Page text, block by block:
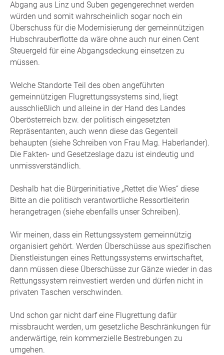
Abgang aus Linz und Suben gegengerechnet werden
würden und somit wahrscheinlich sogar noch ein
Überschuss für die Modernisierung der gemeinnützigen
Hubschrauberflotte da wäre ohne auch nur einen Cent
Steuergeld für eine Abgangsdeckung einsetzen zu
müssen.
Welche Standorte Teil des oben angeführten
gemeinnützigen Flugrettungssystems sind, liegt
ausschließlich und alleine in der Hand des Landes
Oberösterreich bzw. der politisch eingesetzten
Repräsentanten, auch wenn diese das Gegenteil
behaupten (siehe Schreiben von Frau Mag. Haberlander).
Die Fakten- und Gesetzeslage dazu ist eindeutig und
unmissverständlich.
Deshalb hat die Bürgerinitiative „Rettet die Wies“ diese
Bitte an die politisch verantwortliche Ressortleiterin
herangetragen (siehe ebenfalls unser Schreiben).
Wir meinen, dass ein Rettungssystem gemeinnützig
organisiert gehört. Werden Überschüsse aus spezifischen
Dienstleistungen eines Rettungssystems erwirtschaftet,
dann müssen diese Überschüsse zur Gänze wieder in das
Rettungssystem reinvestiert werden und dürfen nicht in
privaten Taschen verschwinden.
Und schon gar nicht darf eine Flugrettung dafür
missbraucht werden, um gesetzliche Beschränkungen für
anderwärtige, rein kommerzielle Bestrebungen zu
umgehen.